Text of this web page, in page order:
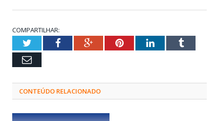
COMPARTILHAR:
TwitterFacebookGoogle+PinterestLinkedInTumblr
Email
CONTEÚDO RELACIONADO